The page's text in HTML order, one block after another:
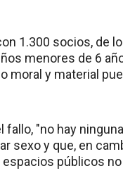
1.300 socios, de
menores de 6
moral y material
fallo, "no hay
sexo y que, en
públicos